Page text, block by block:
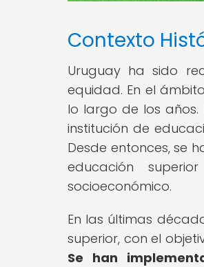
Contexto
Uruguay ha sido
equidad. En el
lo largo de los años.
institución de
Desde entonces, se
educación
socioeconómico.
En las últimas
superior, con el
Se han